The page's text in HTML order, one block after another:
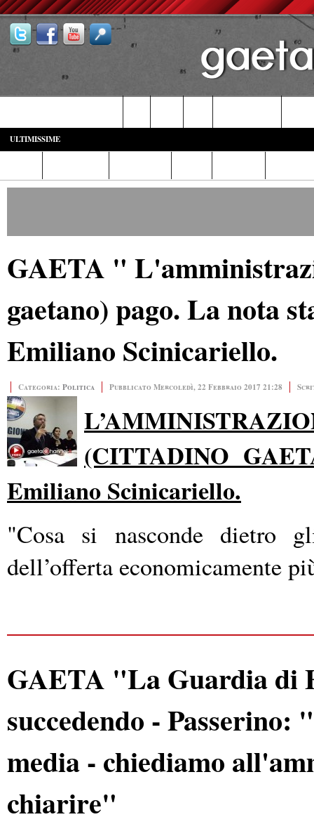
ULTIMISSIME
GAETA "
gaetano) pago. La nota
Emiliano Scinicariello.
Categoria: Politica Pubblicato Mercoledì, 22 Febbraio 2017 21:28
(CITTADINO
Emiliano Scinicariello.
"Cosa si nasconde dietro
dell’offerta economicamente
GAETA "La Guardia di
succedendo -
media - chiediamo
chiarire"